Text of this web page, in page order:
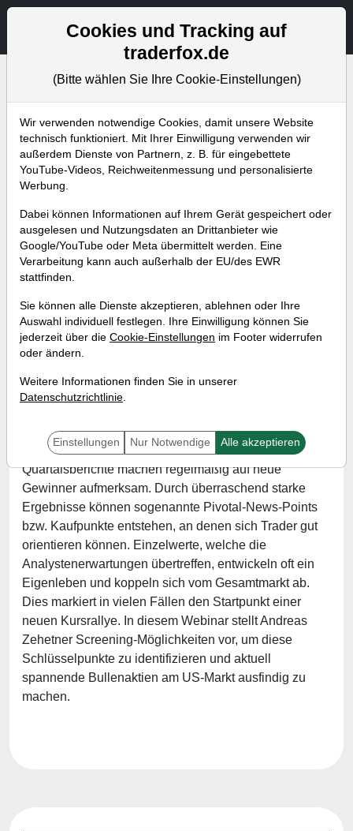
Aktien- und Artikelsuche
Bevorstehende Webinare Alle Aufzeichnungen
Berichtsaison auf Hochtouren –
So identifiziert man neue Pivotal-
News-Points
Wann:Mittwoch, 29. Januar 2025 von 17 bis 18 Uhr
Die Berichtsaison läuft nun wieder auf Hochtouren.
Quartalsberichte machen regelmäßig auf neue
Gewinner aufmerksam. Durch überraschend starke
Ergebnisse können sogenannte Pivotal-News-Points
bzw. Kaufpunkte entstehen, an denen sich Trader gut
orientieren können. Einzelwerte, welche die
Analystenerwartungen übertreffen, entwickeln oft ein
Eigenleben und koppeln sich vom Gesamtmarkt ab.
Dies markiert in vielen Fällen den Startpunkt einer
neuen Kursrallye. In diesem Webinar stellt Andreas
Zehetner Screening-Möglichkeiten vor, um diese
Schlüsselpunkte zu identifizieren und aktuell
spannende Bullenaktien am US-Markt ausfindig zu
machen.
Cookies und Tracking auf
traderfox.de
(Bitte wählen Sie Ihre Cookie-Einstellungen)
Wir verwenden notwendige Cookies, damit unsere Website
technisch funktioniert. Mit Ihrer Einwilligung verwenden wir
außerdem Dienste von Partnern, z. B. für eingebettete
YouTube-Videos, Reichweitenmessung und personalisierte
Werbung.
Dabei können Informationen auf Ihrem Gerät gespeichert oder
ausgelesen und Nutzungsdaten an Drittanbieter wie
Google/YouTube oder Meta übermittelt werden. Eine
Verarbeitung kann auch außerhalb der EU/des EWR
stattfinden.
Sie können alle Dienste akzeptieren, ablehnen oder Ihre
Auswahl individuell festlegen. Ihre Einwilligung können Sie
jederzeit über die Cookie-Einstellungen im Footer widerrufen
oder ändern.
Weitere Informationen finden Sie in unserer
Datenschutzrichtlinie.
Einstellungen Nur Notwendige Alle akzeptieren